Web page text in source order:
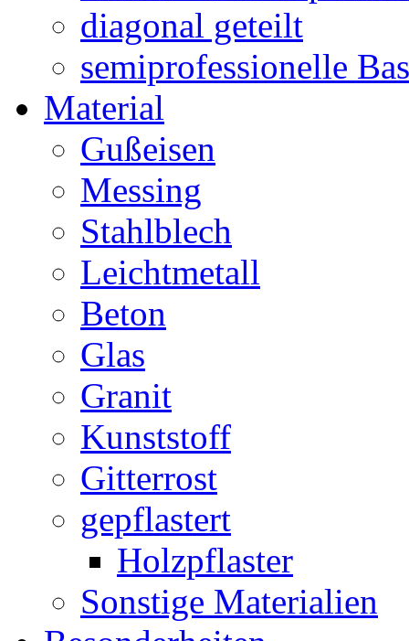
diagonal geteilt
semiprofessionelle
Material
Gußeisen
Messing
Stahlblech
Leichtmetall
Beton
Glas
Granit
Kunststoff
Gitterrost
gepflastert
Holzpflaster
Sonstige Materialien